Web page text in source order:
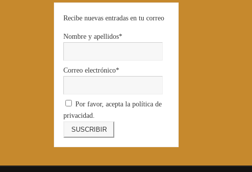
Recibe nuevas entradas en tu correo
Nombre y apellidos*
Correo electrónico*
Por favor, acepta la política de
privacidad.